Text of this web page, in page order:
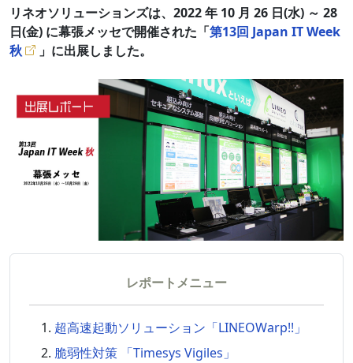
リネオソリューションズは、2022 年 10 月 26 日(水) ～ 28
日(金) に幕張メッセで開催された「第13回 Japan IT Week
秋
」に出展しました。
レポートメニュー
超高速起動ソリューション「LINEOWarp!!」
脆弱性対策 「Timesys Vigiles」